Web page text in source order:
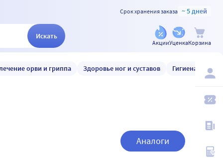
Срок хранения заказа ~ 5 дней
Искать
АкцииУценкаКорзина
орви и гриппа Здоровье ног и суставов Гигиена и уход
Аналоги